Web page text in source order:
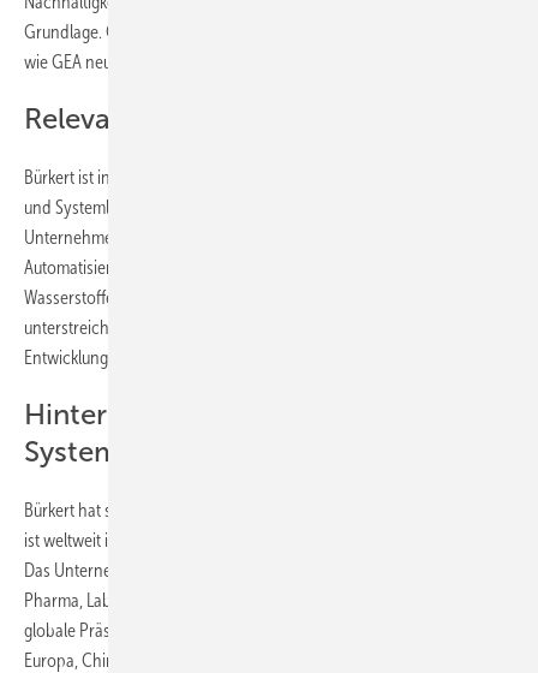
Grundlage. Gerade hier wollen wir gemeinsam mit Schlüsselkunden
wie GEA neue Maßstäbe setzen.“
Relevanz für die Wasserstoffbranche
Bürkert ist in der Wasserstoffbranche als Anbieter von Komponenten
und Systemlösungen für die Steuerung von Fluiden aktiv. Das
Unternehmen entwickelt unter anderem Ventiltechnik und
Automatisierungslösungen für Anwendungen in der
Wasserstofferzeugung und -verteilung. Die Auszeichnung durch GEA
unterstreicht die Bedeutung solcher Systemanbieter für die
Entwicklung effizienter und nachhaltiger Prozesse in der Industrie.
Hintergrund: Bürkert Fluid Control
Systems
Bürkert hat seinen Hauptsitz in Ingelfingen (Baden-Württemberg) und
ist weltweit in über 30 Ländern mit rund 3.700 Mitarbeitern vertreten.
Das Unternehmen fokussiert sich auf die Branchen Lebensmittel,
Pharma, Laboranalytik und Energie – einschließlich Wasserstoff. Die
globale Präsenz mit Entwicklungs- und Produktionsstandorten in
Europa, China, Indien und den USA ermöglicht eine flexible